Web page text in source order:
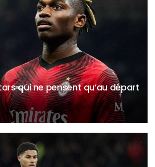
qui ne pensent qu’au départ